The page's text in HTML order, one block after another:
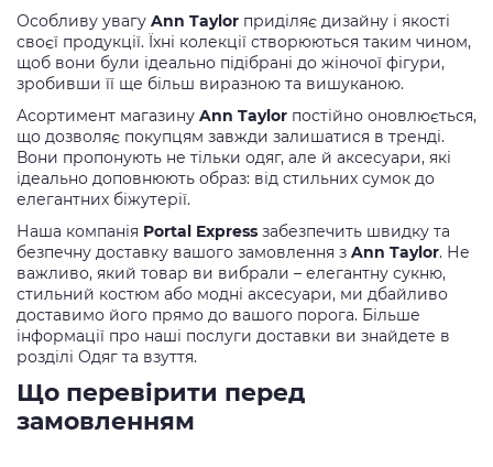
Особливу увагу Ann Taylor приділяє дизайну і якості
своєї продукції. Їхні колекції створюються таким чином,
щоб вони були ідеально підібрані до жіночої фігури,
зробивши її ще більш виразною та вишуканою.
Асортимент магазину Ann Taylor постійно оновлюється,
що дозволяє покупцям завжди залишатися в тренді.
Вони пропонують не тільки одяг, але й аксесуари, які
ідеально доповнюють образ: від стильних сумок до
елегантних біжутерії.
Наша компанія Portal Express забезпечить швидку та
безпечну доставку вашого замовлення з Ann Taylor. Не
важливо, який товар ви вибрали – елегантну сукню,
стильний костюм або модні аксесуари, ми дбайливо
доставимо його прямо до вашого порога. Більше
інформації про наші послуги доставки ви знайдете в
розділі Одяг та взуття.
Що перевірити перед
замовленням